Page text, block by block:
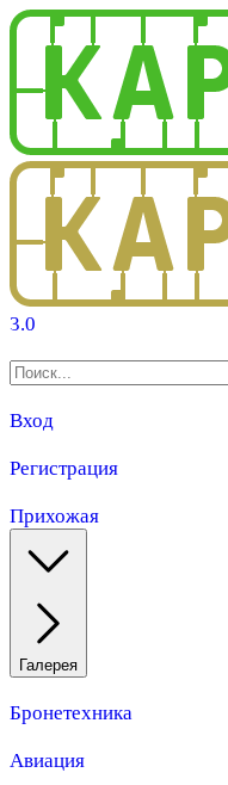
3.0
Вход
Регистрация
Прихожая
Галерея
Бронетехника
Авиация